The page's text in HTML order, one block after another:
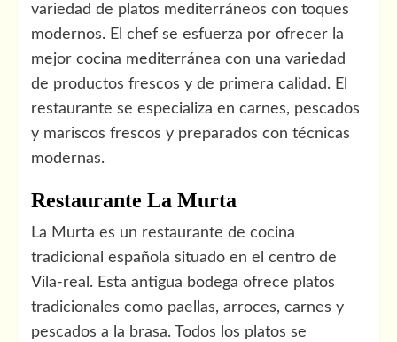
variedad de platos mediterráneos con toques
modernos. El chef se esfuerza por ofrecer la
mejor cocina mediterránea con una variedad
de productos frescos y de primera calidad. El
restaurante se especializa en carnes, pescados
y mariscos frescos y preparados con técnicas
modernas.
Restaurante La Murta
La Murta es un restaurante de cocina
tradicional española situado en el centro de
Vila-real. Esta antigua bodega ofrece platos
tradicionales como paellas, arroces, carnes y
pescados a la brasa. Todos los platos se